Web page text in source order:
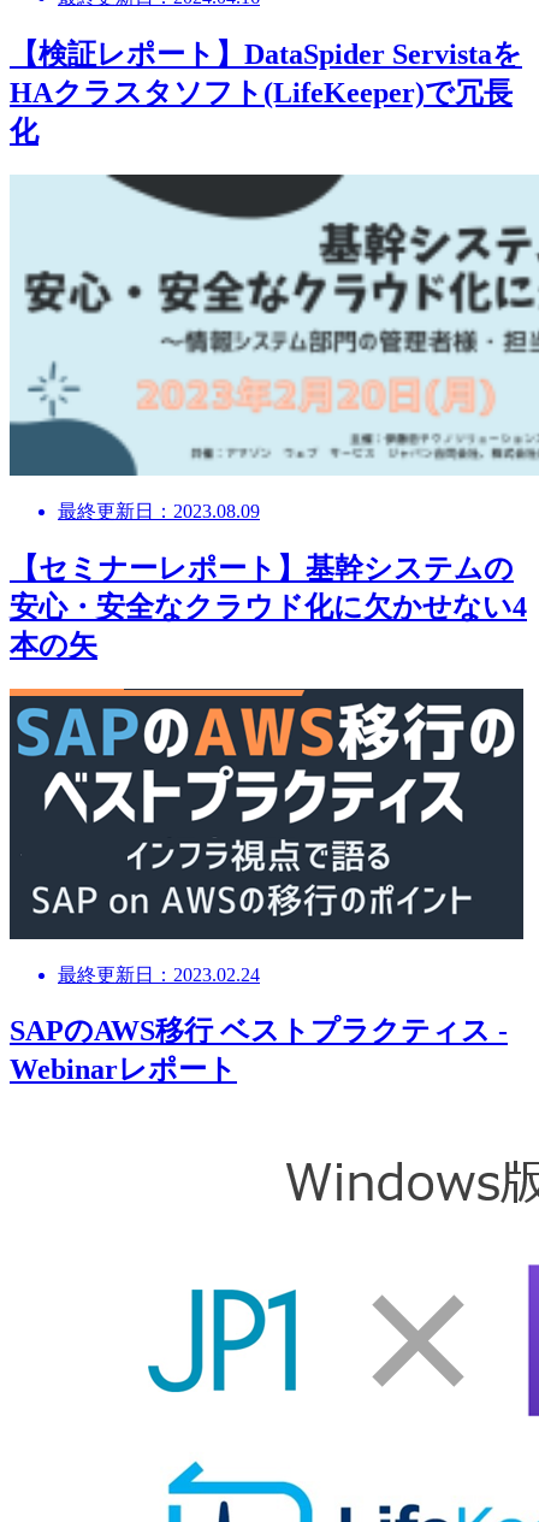
【検証レポート】DataSpider Servistaを
HAクラスタソフト(LifeKeeper)で冗長
化
最終更新日：2023.08.09
【セミナーレポート】基幹システムの
安心・安全なクラウド化に欠かせない4
本の矢
最終更新日：2023.02.24
SAPのAWS移行 ベストプラクティス -
Webinarレポート